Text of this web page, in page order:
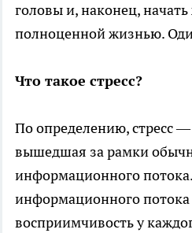
головы и, наконец,
полноценной жизнью.
Что такое стресс?
По определению, стресс
вышедшая за рамки
информационного
информационного потока
восприимчивость у